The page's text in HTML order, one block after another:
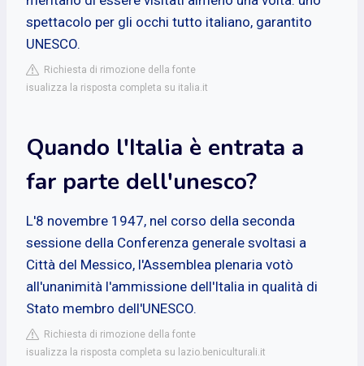
spettacolo per gli occhi tutto italiano, garantito
UNESCO.
Richiesta di rimozione della fonte
isualizza la risposta completa su italia.it
Quando l'Italia è entrata a
far parte dell'unesco?
L'8 novembre 1947, nel corso della seconda
sessione della Conferenza generale svoltasi a
Città del Messico, l'Assemblea plenaria votò
all'unanimità l'ammissione dell'Italia in qualità di
Stato membro dell'UNESCO.
Richiesta di rimozione della fonte
isualizza la risposta completa su lazio.beniculturali.it